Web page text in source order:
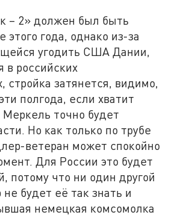
– 2» должен был быть
этого года, однако из-за
угодить США Дании,
российских
стройка затянется, видимо,
полгода, если хватит
точно будет
Но как только по трубе
ветеран может спокойно
Для России это будет
потому что ни один другой
будет её так знать и
немецкая комсомолка